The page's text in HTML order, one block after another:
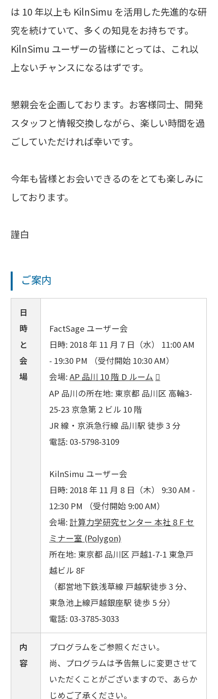
は 10 年以上も KilnSimu を活用した先進的な研
究を続けていて、多くの知見をお持ちです。
KilnSimu ユーザーの皆様にとっては、これ以
上ないチャンスになるはずです。
懇親会を企画しております。お客様同士、開発
スタッフと情報交換しながら、楽しい時間を過
ごしていただければ幸いです。
今年も皆様とお会いできるのをとても楽しみに
しております。
謹白
ご案内
日
時
と
会
場
FactSage ユーザー会
日時: 2018 年 11 月 7 日（水） 11:00 AM
- 19:30 PM （受付開始 10:30 AM）
会場: AP 品川 10 階 D ルーム
AP 品川の所在地: 東京都 品川区 高輪3-
25-23 京急第 2 ビル 10 階
JR 線・京浜急行線 品川駅 徒歩 3 分
電話: 03-5798-3109
KilnSimu ユーザー会
日時: 2018 年 11 月 8 日（木） 9:30 AM -
12:30 PM （受付開始 9:00 AM）
会場: 計算力学研究センター 本社 8 F セ
ミナー室 (Polygon)
所在地: 東京都 品川区 戸越1-7-1 東急戸
越ビル 8F
（都営地下鉄浅草線 戸越駅徒歩 3 分、
東急池上線戸越銀座駅 徒歩 5 分）
電話: 03-3785-3033
内
容
プログラムをご参照ください。
尚、プログラムは予告無しに変更させて
いただくことがございますので、あらか
じめご了承ください。